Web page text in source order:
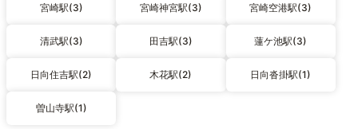
宮崎駅(3) 宮崎神宮駅(3) 宮崎空港駅(3)
清武駅(3) 田吉駅(3) 蓮ケ池駅(3)
日向住吉駅(2) 木花駅(2) 日向沓掛駅(1)
曽山寺駅(1)